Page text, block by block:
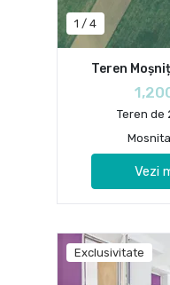
1 / 4
Teren
Teren de
Vezi
Exclusivitate